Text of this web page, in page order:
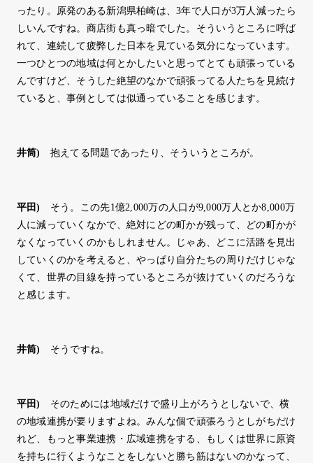
ったり。原発のある新潟県柏崎は、3年で人口が3万人減ったら
しいんですね。商店街も真っ暗でした。そういうところに呼ば
れて、連続して疲弊した日本を見ている気分になっています。
一つひとつの地域は何とかしたいと思ってとても頑張っている
んですけど、そうした絶望のなかで頑張ってる人たちを見続け
ていると、事例としては似通っていることを感じます。
井筒) 抱えてる問題であったり、そういうところが。
平田)
そう。この先1億2,000万の人口が9,000万人とか8,000万
人に減っていくなかで、絶対にどの町かが残って、どの町かが
なくなっていくのかもしれません。じゃあ、どこに活路を見出
していくのかを考えると、やっぱり自分たちの周りだけじゃな
くて、世界の目線を持っているところが抜けていくのだろうな
と感じます。
井筒) そうですね。
平田)
そのためには地域だけで盛り上がろうとしないで、横
の地域連携が要りますよね。みんな個で頑張ろうとしがちだけ
れど、もっと事業連携・広域連携をする、もしくは世界に原資
を持ちに行くようなことをしないと勝ち筋はないのかなって、